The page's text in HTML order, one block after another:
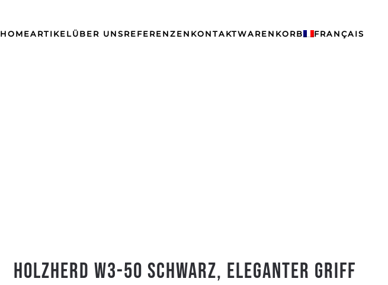
HOMEARTIKELÜBER UNSREFERENZEN KONTAKTWARENKORB FRANÇAIS
HOLZHERD W3-50 SCHWARZ, ELEGANTER GRIFF